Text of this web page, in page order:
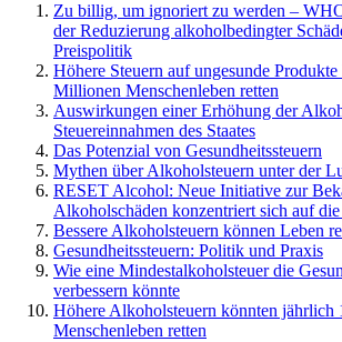
Zu billig, um ignoriert zu werden –
der Reduzierung alkoholbedingter
Preispolitik
Höhere Steuern auf ungesunde
Millionen Menschenleben retten
Auswirkungen einer Erhöhung der
Steuereinnahmen des Staates
Das Potenzial von Gesundheitssteuern
Mythen über Alkoholsteuern unter der
RESET Alcohol: Neue Initiative zur
Alkoholschäden konzentriert sich auf
Bessere Alkoholsteuern können Leben
Gesundheitssteuern: Politik und Praxis
Wie eine Mindestalkoholsteuer die
verbessern könnte
Höhere Alkoholsteuern könnten jährlich
Menschenleben retten